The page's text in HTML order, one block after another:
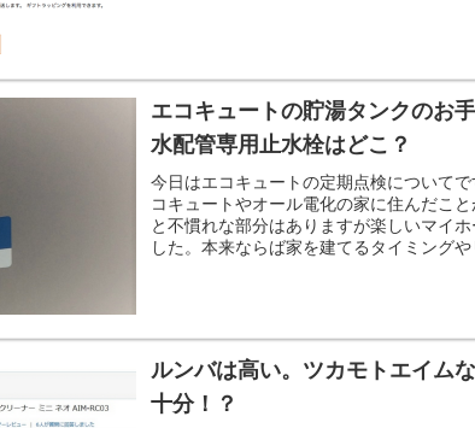
エコキュートの貯湯タンクのお
水配管専用止水栓はどこ？
今日はエコキュートの定期点検について
コキュートやオール電化の家に住んだこ
と不慣れな部分はありますが楽しいマイ
した。本来ならば家を建てるタイミングや
ルンバは高い。ツカモトエイム
十分！？